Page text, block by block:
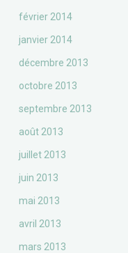
février 2014
janvier 2014
décembre 2013
octobre 2013
septembre 2013
août 2013
juillet 2013
juin 2013
mai 2013
avril 2013
mars 2013